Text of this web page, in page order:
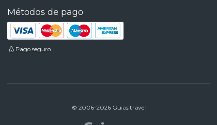
Métodos de pago
Pago seguro
© 2006-2026 Guias.travel